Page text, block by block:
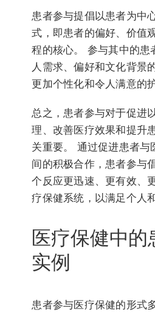
患者参与提倡以患者为中
式，即患者的偏好、价值
程的核心。 参与其中的患
人需求、偏好和文化背景
更加个性化和令人满意的
总之，患者参与对于促进
理、改善医疗效果和提升
关重要。 通过促进患者与
间的积极合作，患者参与
个反应更迅速、更有效、
疗保健系统，以满足个人
医疗保健中的
实例
患者参与医疗保健的形式